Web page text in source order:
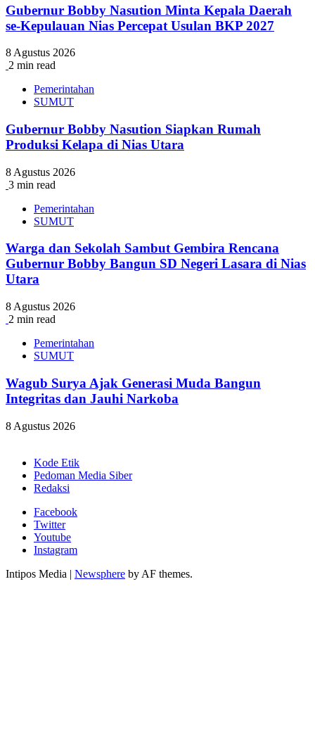
Gubernur Bobby Nasution Minta Kepala Daerah
se-Kepulauan Nias Percepat Usulan BKP 2027
8 Agustus 2026
2 min read
Pemerintahan
SUMUT
Gubernur Bobby Nasution Siapkan Rumah
Produksi Kelapa di Nias Utara
8 Agustus 2026
3 min read
Pemerintahan
SUMUT
Warga dan Sekolah Sambut Gembira Rencana
Gubernur Bobby Bangun SD Negeri Lasara di Nias
Utara
8 Agustus 2026
2 min read
Pemerintahan
SUMUT
Wagub Surya Ajak Generasi Muda Bangun
Integritas dan Jauhi Narkoba
8 Agustus 2026
Kode Etik
Pedoman Media Siber
Redaksi
Facebook
Twitter
Youtube
Instagram
Intipos Media | Newsphere by AF themes.